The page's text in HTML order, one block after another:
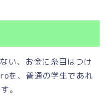
い、お金に糸目はつけ
を、普通の学生であれ
。